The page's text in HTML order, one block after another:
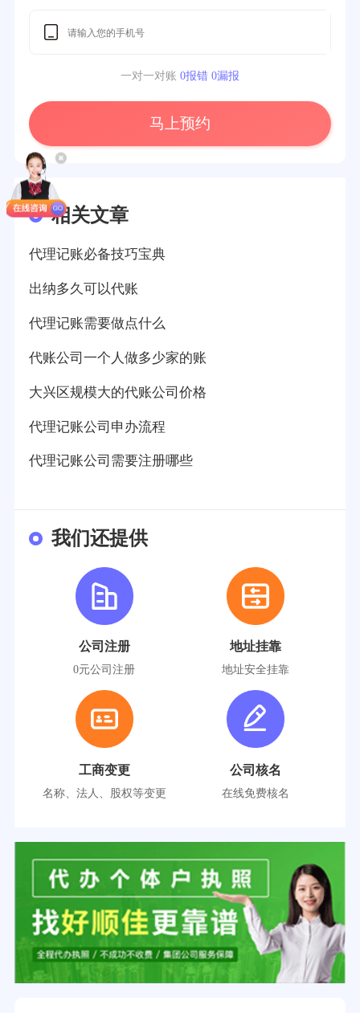
一对一对账 0报错 0漏报
马上预约
相关文章
代理记账必备技巧宝典
出纳多久可以代账
代理记账需要做点什么
代账公司一个人做多少家的账
大兴区规模大的代账公司价格
代理记账公司申办流程
代理记账公司需要注册哪些
我们还提供
公司注册
0元公司注册
地址挂靠
地址安全挂靠
工商变更
名称、法人、股权等变更
公司核名
在线免费核名